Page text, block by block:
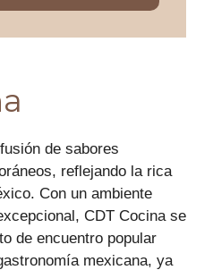
de sabores
reflejando la rica
Con un ambiente
CDT Cocina se
de encuentro popular
mexicana, ya